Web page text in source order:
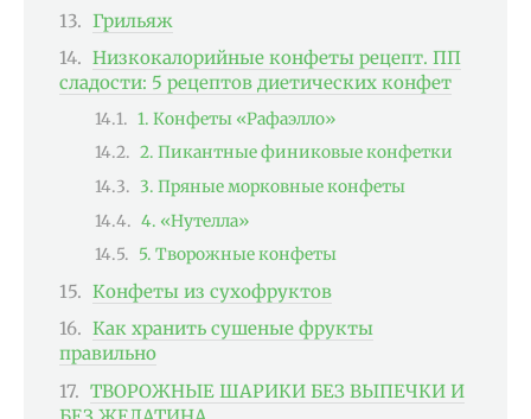
Грильяж
Низкокалорийные конфеты рецепт. ПП
сладости: 5 рецептов диетических конфет
1. Конфеты «Рафаэлло»
2. Пикантные финиковые конфетки
3. Пряные морковные конфеты
4. «Нутелла»
5. Творожные конфеты
Конфеты из сухофруктов
Как хранить сушеные фрукты
правильно
ТВОРОЖНЫЕ ШАРИКИ БЕЗ ВЫПЕЧКИ И